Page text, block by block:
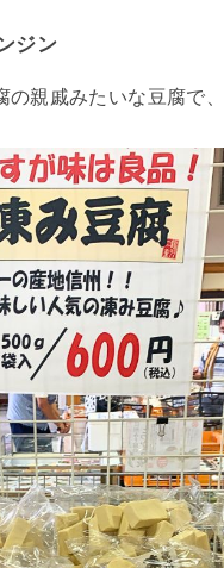
ジン
の親戚みたいな豆腐で